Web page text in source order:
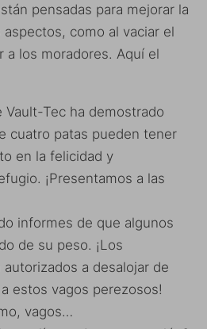
pensadas para mejorar la
como al vaciar el
a los moradores. Aquí el
Vault-Tec ha demostrado
cuatro patas pueden tener
en la felicidad y
¡Presentamos a las
informes de que algunos
de su peso. ¡Los
a desalojar de
estos vagos perezosos!
vagos…